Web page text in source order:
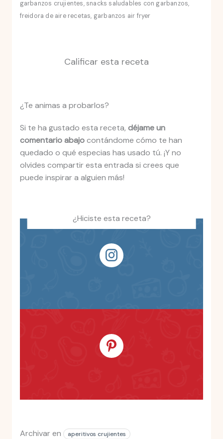
garbanzos crujientes, snacks saludables con garbanzos,
freidora de aire recetas, garbanzos air fryer
Calificar esta receta
¿Te animas a probarlos?
Si te ha gustado esta receta, déjame un
comentario abajocontándome cómo te han
quedado o qué especias has usado tú. ¡Y no
olvides compartir esta entrada si crees que
puede inspirar a alguien más!
¿Hiciste esta receta?
Archivar en
aperitivos crujientes